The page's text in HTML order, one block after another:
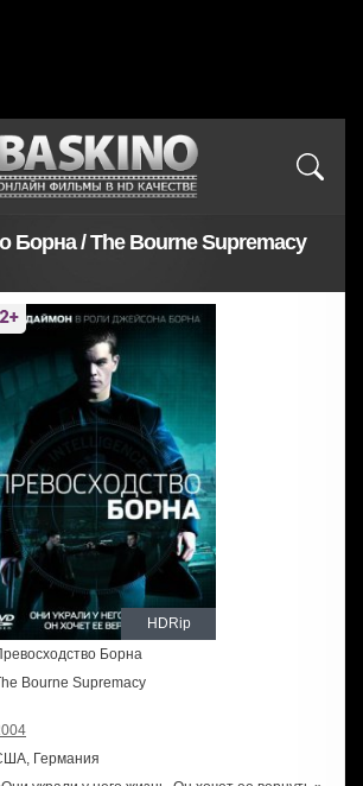
Борна / The Bourne Supremacy
HDRip
Борна
Bourne Supremacy
Германия